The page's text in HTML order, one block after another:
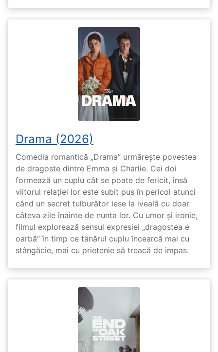
Drama (2026)
Comedia romantică „Drama” urmărește povestea
de dragoste dintre Emma și Charlie. Cei doi
formează un cuplu cât se poate de fericit, însă
viitorul relației lor este subit pus în pericol atunci
când un secret tulburător iese la iveală cu doar
câteva zile înainte de nunta lor. Cu umor și ironie,
filmul explorează sensul expresiei „dragostea e
oarbă” în timp ce tânărul cuplu încearcă mai cu
stângăcie, mai cu prietenie să treacă de impas.